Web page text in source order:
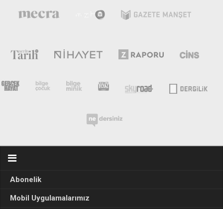
Abonelik
Mobil Uygulamalarımız